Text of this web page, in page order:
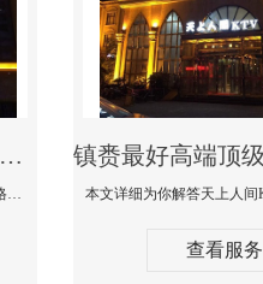
镇赉荤的KTV真空服务哪家好-英皇国际KTV消费价格口碑点评
本文详细为你解答英皇国际KTV消费价格点评，更多关于荤的KTV真空服务哪家好免费咨询1312 0333301微信同步！
查看服务